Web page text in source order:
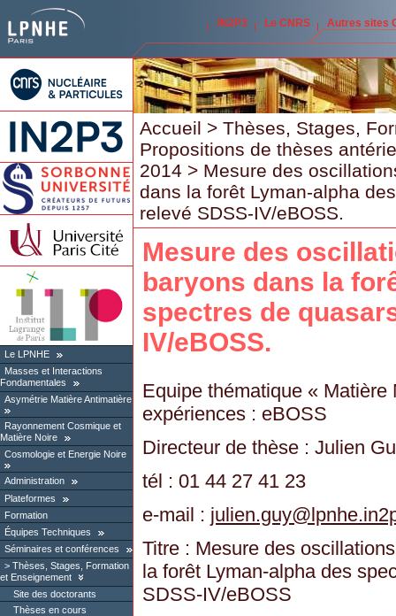
IN2P3 Le CNRS Autres sites
Le LPNHE
Masses et Interactions
Fondamentales
Asymétrie Matière Antimatière
Rayonnement Cosmique et
Matière Noire
Cosmologie et Energie Noire
Administration
Plateformes
Formation
Équipes Techniques
Séminaires et conférences
Thèses, Stages, Formation
et Enseignement
Site des doctorants
Thèses en cours
Accueil > Thèses, Stages,
Propositions de thèses
2014 > Mesure des
dans la forêt Lyman-alpha
relevé SDSS-IV/eBOSS.
Mesure des
baryons dans la
spectres de
IV/eBOSS.
Equipe thématique «
expériences : eBOSS
Directeur de thèse : Julien
tél : 01 44 27 41 23
e-mail : julien.guy@
Titre : Mesure des
la forêt Lyman-alpha des
SDSS-IV/eBOSS